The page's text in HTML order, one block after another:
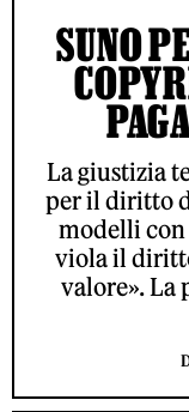
SUNO
La giustizia
per il diritto
modelli
viola il
valore». La